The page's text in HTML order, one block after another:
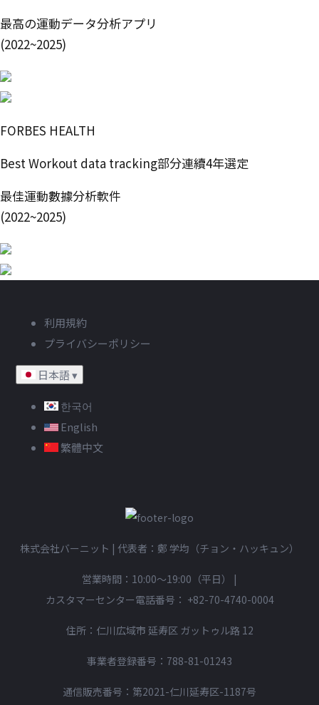
最高の運動データ分析アプリ
(2022~2025)
FORBES HEALTH
Best Workout data tracking部分連續4年選定
最佳運動數據分析軟件
(2022~2025)
利用規約
プライバシーポリシー
日本語▾
한국어
English
繁體中文
株式会社バーニット | 代表者：鄭 学均（チョン・ハッキュン）
営業時間：10:00〜19:00（平日）
|
カスタマーセンター電話番号： +82-70-4740-0004
住所：仁川広域市 延寿区 ガットゥル路 12
事業者登録番号：788-81-01243
通信販売番号：第2021-仁川延寿区-1187号